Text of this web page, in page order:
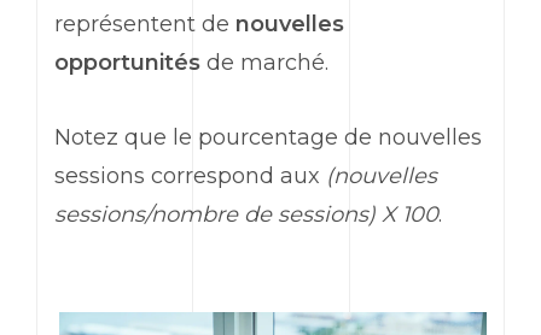
représentent de nouvelles
opportunités de marché.
Notez que le pourcentage de nouvelles
sessions correspond aux (nouvelles
sessions/nombre de sessions) X 100.